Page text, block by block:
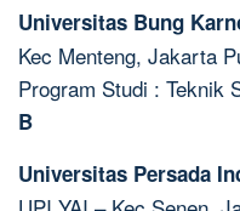
Universitas Bung
Kec Menteng, Jakarta
Program Studi : Teknik
B
Universitas Persada